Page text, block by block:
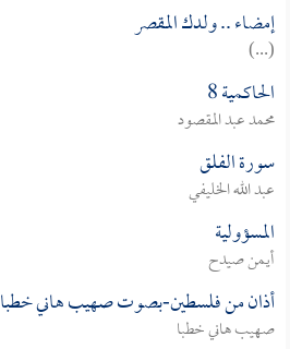
إمضاء .. ولدك المقصر
(...)
الحاكمية 8
محمد عبد المقصود
سورة الفلق
عبد الله الخليفي
المسؤولية
أيمن صيدح
أذان من فلسطين-بصوت صهيب هاني خطبا
صهيب هاني خطبا